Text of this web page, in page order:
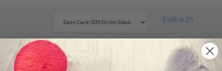
EUR 6.25
EUR 6.25